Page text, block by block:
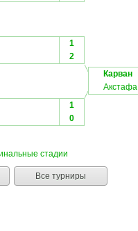
1
2
Карван
Акстафа
1
0
стадии
Все турниры